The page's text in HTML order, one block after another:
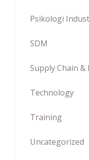
Psikologi
SDM
Supply Chain &
Technology
Training
Uncategorized